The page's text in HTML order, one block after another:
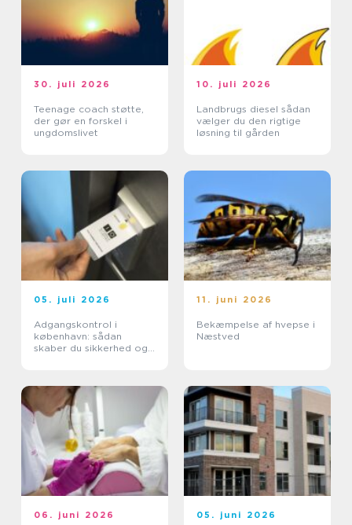
30. juli 2026
Teenage coach støtte,
der gør en forskel i
ungdomslivet
10. juli 2026
Landbrugs diesel sådan
vælger du den rigtige
løsning til gården
05. juli 2026
Adgangskontrol i
københavn: sådan
skaber du sikkerhed og
11. juni 2026
Bekæmpelse af hvepse i
Næstved
06. juni 2026 05. juni 2026